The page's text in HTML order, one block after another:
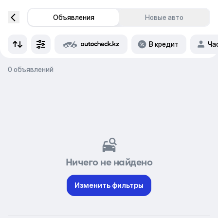
Объявления Новые авто
В кредит
0 объявлений
Ничего не найдено
Изменить фильтры